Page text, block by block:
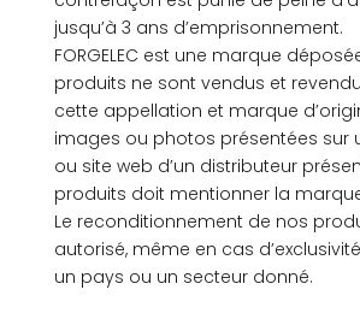
jusqu’à 3 ans d’emprisonnement.
FORGELEC est une marque
produits ne sont vendus et
cette appellation et marque
images ou photos présentées sur
ou site web d’un distributeur
produits doit mentionner la marque
Le reconditionnement de nos
autorisé, même en cas
un pays ou un secteur donné.